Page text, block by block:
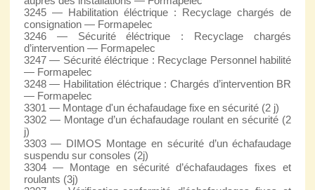
3245 — Habilitation éléctrique : Recyclage chargés de
consignation — Formapelec
3246 — Sécurité éléctrique : Recyclage chargés
d’intervention — Formapelec
3247 — Sécurité éléctrique : Recyclage Personnel habilité
— Formapelec
3248 — Habilitation éléctrique : Chargés d’intervention BR
— Formapelec
3301 — Montage d'un échafaudage fixe en sécurité (2 j)
3302 — Montage d’un échafaudage roulant en sécurité (2
j)
3303 — DIMOS Montage en sécurité d’un échafaudage
suspendu sur consoles (2j)
3304 — Montage en sécurité d’échafaudages fixes et
roulants (3j)